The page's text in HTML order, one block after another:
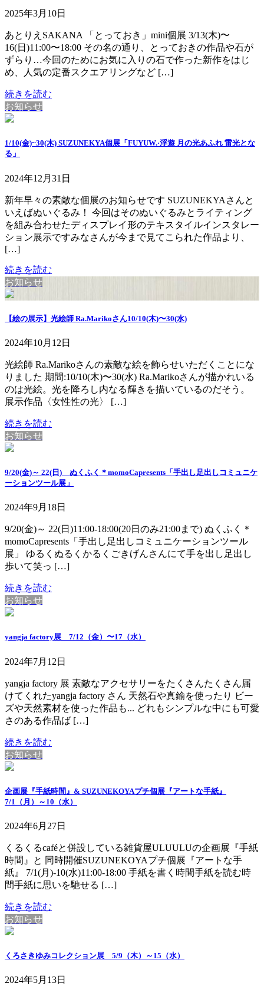
2025年3月10日
あとりえSAKANA 「とっておき」mini個展 3/13(木)〜
16(日)11:00〜18:00 その名の通り、とっておきの作品や石が
ずらり…今回のためにお気に入りの石で作った新作をはじ
め、人気の定番スクエアリングなど […]
続きを読む
お知らせ
1/10(金)~30(木) SUZUNEKYA個展「FUYUW.·浮遊 月の光あふれ 雷光とな
る」
2024年12月31日
新年早々の素敵な個展のお知らせです SUZUNEKYAさんと
いえばぬいぐるみ！ 今回はそのぬいぐるみとライティング
を組み合わせたディスプレイ形のテキスタイルインスタレー
ション展示ですみなさんが今まで見てこられた作品より、
[…]
続きを読む
お知らせ
【絵の展示】光絵師 Ra.Marikoさん10/10(木)〜30(水)
2024年10月12日
光絵師 Ra.Marikoさんの素敵な絵を飾らせいただくことにな
りました 期間:10/10(木)〜30(水) Ra.Marikoさんが描かれいる
のは光絵。光を降ろし内なる輝きを描いているのだそう。
展示作品〈女性性の光〉 […]
続きを読む
お知らせ
9/20(金)～ 22(日) ぬくふく＊momoCapresents「手出し足出しコミュニケ
ーションツール展」
2024年9月18日
9/20(金)～ 22(日)11:00-18:00(20日のみ21:00まで) ぬくふく＊
momoCapresents「手出し足出しコミュニケーションツール
展」 ゆるくぬるくかるくごきげんさんにて手を出し足出し
歩いて笑っ […]
続きを読む
お知らせ
yangja factory展 7/12（金）〜17（水）
2024年7月12日
yangja factory 展 素敵なアクセサリーをたくさんたくさん届
けてくれたyangja factory さん 天然石や真鍮を使ったり ビー
ズや天然素材を使った作品も... どれもシンプルな中にも可愛
さのある作品ば […]
続きを読む
お知らせ
企画展『手紙時間』& SUZUNEKOYAプチ個展『アートな手紙』
7/1（月）～10（水）
2024年6月27日
くるくるcaféと併設している雑貨屋ULUULUの企画展『手紙
時間』と 同時開催SUZUNEKOYAプチ個展『アートな手
紙』 7/1(月)-10(水)11:00-18:00 手紙を書く時間手紙を読む時
間手紙に思いを馳せる […]
続きを読む
お知らせ
くろさきゆみコレクション展 5/9（木）～15（水）
2024年5月13日